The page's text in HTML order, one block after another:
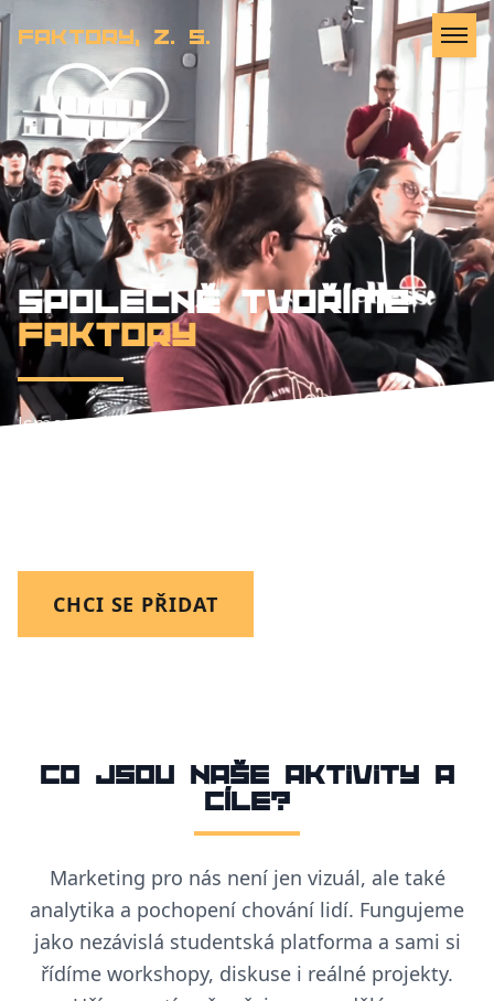
Faktory, z. s.
SPOLEČNĚ TVOŘÍME
FAKTORY
Jsme spolek na Univerzitě Palackého v
CHCI SE PŘIDAT
Co jsou naše aktivity a
cíle?
Marketing pro nás není jen vizuál, ale také
analytika a pochopení chování lidí. Fungujeme
jako nezávislá studentská platforma a sami si
řídíme workshopy, diskuse i reálné projekty.